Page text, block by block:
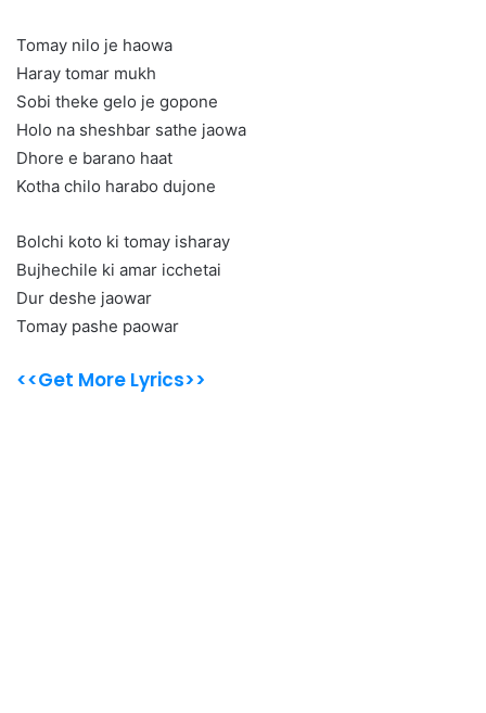
Tomay nilo je haowa
Haray tomar mukh
Sobi theke gelo je gopone
Holo na sheshbar sathe jaowa
Dhore e barano haat
Kotha chilo harabo dujone
Bolchi koto ki tomay isharay
Bujhechile ki amar icchetai
Dur deshe jaowar
Tomay pashe paowar
<<Get More Lyrics>>